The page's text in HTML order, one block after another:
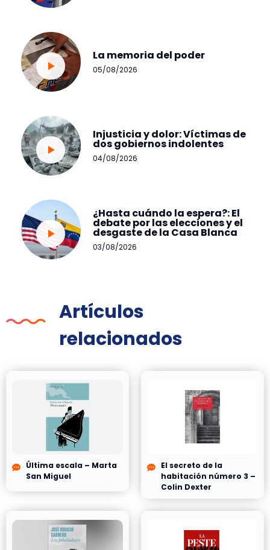
La memoria del poder
05/08/2026
Injusticia y dolor: Víctimas de
dos gobiernos indolentes
04/08/2026
¿Hasta cuándo la espera?: El
debate por las elecciones y el
desgaste de la Casa Blanca
03/08/2026
Artículos
relacionados
Última escala – Marta
San Miguel
El secreto de la
habitación número 3 –
Colin Dexter